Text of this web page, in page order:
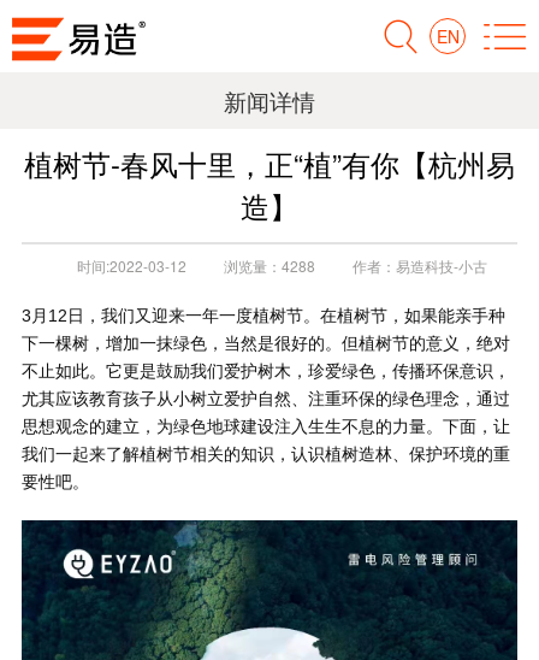
EN
新闻详情
植树节-春风十里，正“植”有你【杭州易
造】
时间:2022-03-12 浏览量： 4288 作者： 易造科技-小古
3月12日，我们又迎来一年一度植树节。在植树节，如果能亲手种
下一棵树，增加一抹绿色，当然是很好的。但植树节的意义，绝对
不止如此。它更是鼓励我们爱护树木，珍爱绿色，传播环保意识，
尤其应该教育孩子从小树立爱护自然、注重环保的绿色理念，通过
思想观念的建立，为绿色地球建设注入生生不息的力量。下面，让
我们一起来了解植树节相关的知识，认识植树造林、保护环境的重
要性吧。